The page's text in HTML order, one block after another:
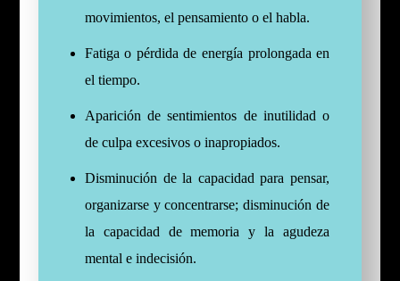
movimientos, el pensamiento o el habla.
Fatiga o pérdida de energía prolongada en
el tiempo.
Aparición de sentimientos de inutilidad o
de culpa excesivos o inapropiados.
Disminución de la capacidad para pensar,
organizarse y concentrarse; disminución de
la capacidad de memoria y la agudeza
mental e indecisión.